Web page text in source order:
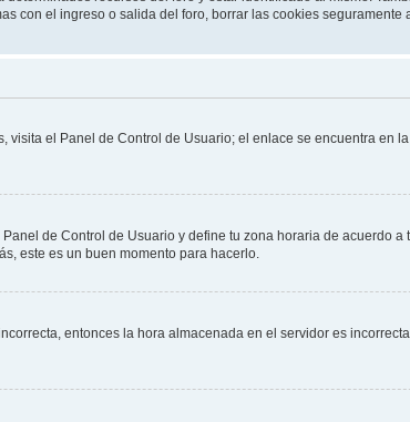
con el ingreso o salida del foro, borrar las cookies seguramente
el Panel de Control de Usuario; el enlace se encuentra en
de Control de Usuario y define tu zona horaria de acuerdo a
este es un buen momento para hacerlo.
entonces la hora almacenada en el servidor es